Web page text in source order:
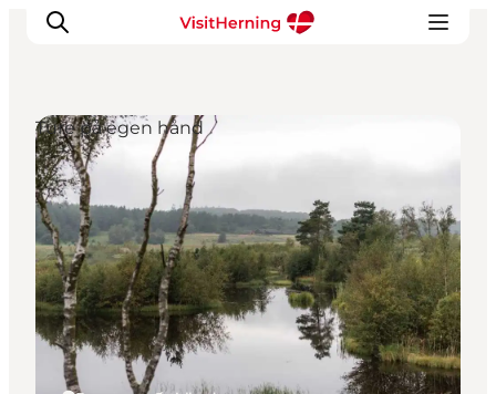
Det sker
Spis, drik og shop
Kunstlandet
Se og oplev
Find vej
Sov godt
Book overnatning
Ture på egen hånd